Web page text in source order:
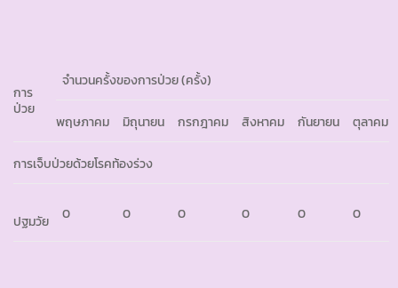
การ
ป่วย
จำนวนครั้งของการป่วย (ครั้ง)
พฤษภาคม มิถุนายน กรกฎาคม สิงหาคม กันยายน ตุลาคม
การเจ็บป่วยด้วยโรคท้องร่วง
ปฐมวัย 0 0 0 0 0 0